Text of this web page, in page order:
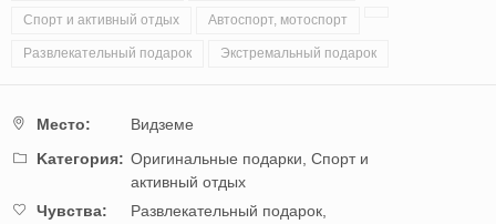
Спорт и активный отдых Автоспорт, мотоспорт
Развлекательный подарок Экстремальный подарок
Mестo:
Видземе
Kатегория: Оригинальные подарки, Спорт и
активный отдых
Чувства:
Развлекательный подарок,